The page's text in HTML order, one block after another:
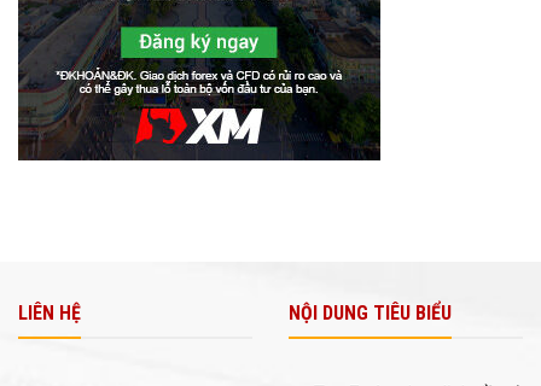
LIÊN HỆ NỘI DUNG TIÊU BIỂU